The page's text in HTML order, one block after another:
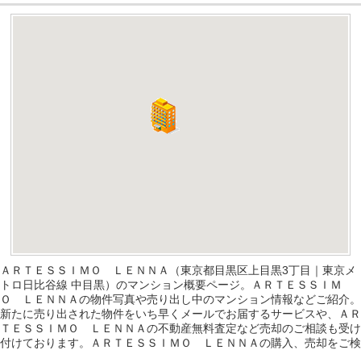
ＡＲＴＥＳＳＩＭＯ ＬＥＮＮＡ（東京都目黒区上目黒3丁目｜東京メ
トロ日比谷線 中目黒）のマンション概要ページ。ＡＲＴＥＳＳＩＭ
Ｏ ＬＥＮＮＡの物件写真や売り出し中のマンション情報などご紹介。
新たに売り出された物件をいち早くメールでお届するサービスや、ＡＲ
ＴＥＳＳＩＭＯ ＬＥＮＮＡの不動産無料査定など売却のご相談も受け
付けております。ＡＲＴＥＳＳＩＭＯ ＬＥＮＮＡの購入、売却をご検